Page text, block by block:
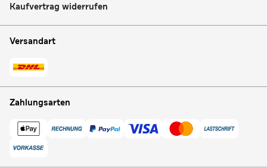
Kaufvertrag widerrufen
Versandart
Zahlungsarten